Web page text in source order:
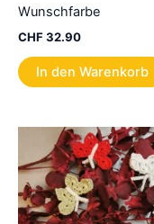
Wunschfarbe
CHF32.90
In den Warenkorb